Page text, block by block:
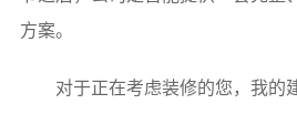
方案。
对于正在考虑装修的您，我的